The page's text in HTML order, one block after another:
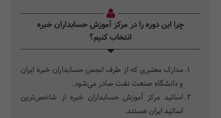
مغایرت‌گیری در صورت فرایند تهیه صورت مغایرت بانکی، تهیه
کاربرگ صورت‌های مالی (6020) در اکسل و نحوه لینک نمودن
چرا این دوره را در مرکز آموزش حسابداران خبره
انتخاب کنیم؟
مدارک معتبری که از طرف انجمن حسابداران خبره ایران
و دانشگاه صنعت نفت صادر می‌شود.
اساتید مرکز آموزش حسابداران خبره از شاخص‌ترین
اساتید ایران هستند.